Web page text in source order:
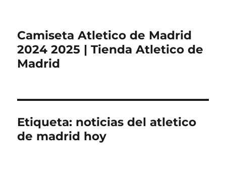
Camiseta Atletico de Madrid
2024 2025 | Tienda Atletico de
Madrid
Etiqueta: noticias del atletico
de madrid hoy